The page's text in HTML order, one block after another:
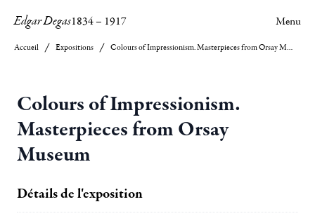
Edgar Degas1834– 1917 Menu
Accueil Expositions Colours of Impressionism. Masterpieces from Orsay Museum
Colours of Impressionism.
Masterpieces from Orsay
Museum
Détails de l'exposition